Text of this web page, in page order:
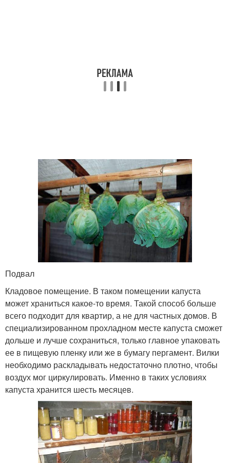
Подвал
Кладовое помещение. В таком помещении капуста
может храниться какое-то время. Такой способ больше
всего подходит для квартир, а не для частных домов. В
специализированном прохладном месте капуста сможет
дольше и лучше сохраниться, только главное упаковать
ее в пищевую пленку или же в бумагу пергамент. Вилки
необходимо раскладывать недостаточно плотно, чтобы
воздух мог циркулировать. Именно в таких условиях
капуста хранится шесть месяцев.